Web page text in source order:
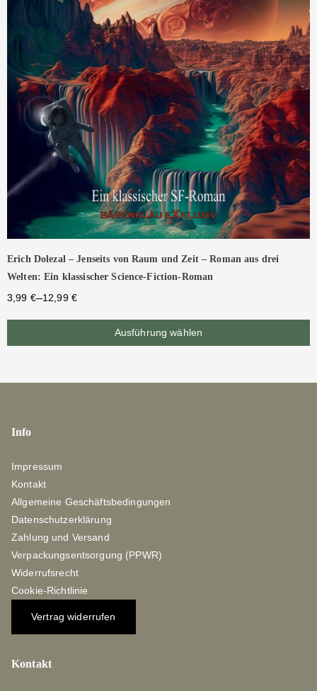
Erich Dolezal – Jenseits von Raum und Zeit – Roman aus drei
Welten: Ein klassischer Science-Fiction-Roman
3,99 €–12,99 €
Ausführung wählen
Info
Impressum
Kontakt
Allgemeine Geschäftsbedingungen
Datenschutzerklärung
Zahlung und Versand
Verpackungsentsorgung (PPWR)
Widerrufsrecht
Cookie-Richtlinie
Vertrag widerrufen
Kontakt